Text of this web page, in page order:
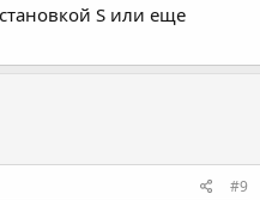
S или еще
#9